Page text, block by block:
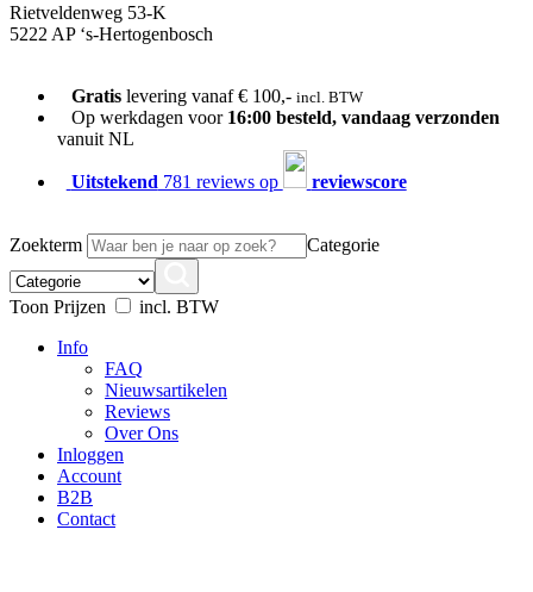
Rietveldenweg 53-K
5222 AP ‘s-Hertogenbosch
Gratislevering vanaf € 100,- incl. BTW
Op werkdagen voor 16:00 besteld, vandaag verzonden
vanuit NL
Uitstekend 781 reviews op reviewscore
Zoekterm Categorie
Toon Prijzen
incl. BTW
Info
FAQ
Nieuwsartikelen
Reviews
Over Ons
Inloggen
Account
B2B
Contact